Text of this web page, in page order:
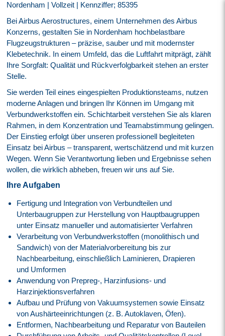
Nordenham | Vollzeit | Kennziffer; 85395
Bei Airbus Aerostructures, einem Unternehmen des Airbus
Konzerns, gestalten Sie in Nordenham hochbelastbare
Flugzeugstrukturen – präzise, sauber und mit modernster
Klebetechnik. In einem Umfeld, das die Luftfahrt mitprägt, zählt
Ihre Sorgfalt: Qualität und Rückverfolgbarkeit stehen an erster
Stelle.
Sie werden Teil eines eingespielten Produktionsteams, nutzen
moderne Anlagen und bringen Ihr Können im Umgang mit
Verbundwerkstoffen ein. Schichtarbeit verstehen Sie als klaren
Rahmen, in dem Konzentration und Teamabstimmung gelingen.
Der Einstieg erfolgt über unseren professionell begleiteten
Einsatz bei Airbus – transparent, wertschätzend und mit kurzen
Wegen. Wenn Sie Verantwortung lieben und Ergebnisse sehen
wollen, die wirklich abheben, freuen wir uns auf Sie.
Ihre Aufgaben
Fertigung und Integration von Verbundteilen und
Unterbaugruppen zur Herstellung von Hauptbaugruppen
unter Einsatz manueller und automatisierter Verfahren
Verarbeitung von Verbundwerkstoffen (monolithisch und
Sandwich) von der Materialvorbereitung bis zur
Nachbearbeitung, einschließlich Laminieren, Drapieren
und Umformen
Anwendung von Prepreg-, Harzinfusions- und
Harzinjektionsverfahren
Aufbau und Prüfung von Vakuumsystemen sowie Einsatz
von Aushärteeinrichtungen (z. B. Autoklaven, Öfen).
Entformen, Nachbearbeitung und Reparatur von Bauteilen